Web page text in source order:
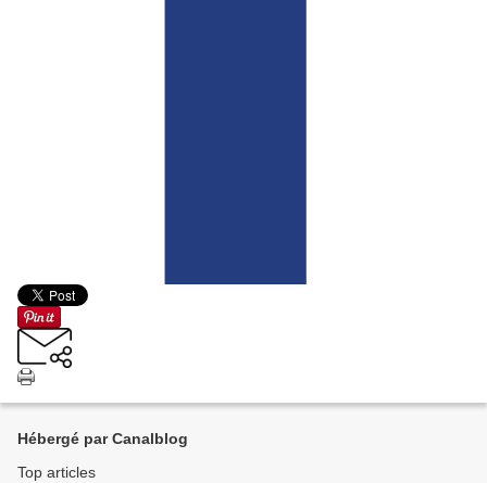
Hébergé par Canalblog
Top articles